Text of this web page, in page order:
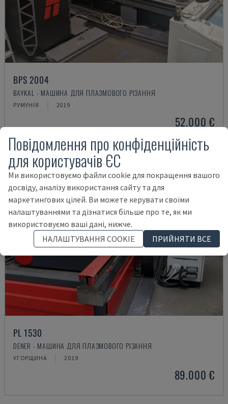
BPS 2004
BAYKAL - МАШИНА ДЛЯ ПЛАЗМОВОГО РІЗАННЯ
РУМУНІЯ 2019
52.000 €
PL 1530
DENER - МАШИНА ДЛЯ ПЛАЗМОВОГО РІЗАННЯ
УГОРЩИНА 2019
89.000 €
Повідомлення про конфіденційність
для користувачів ЄС
Ми використовуємо файли cookie для покращення вашого
досвіду, аналізу використання сайту та для
маркетингових цілей. Ви можете керувати своїми
налаштуваннями та дізнатися більше про те, як ми
використовуємо ваші дані, нижче.
НАЛАШТУВАННЯ COOKIE
ПРИЙНЯТИ ВСЕ